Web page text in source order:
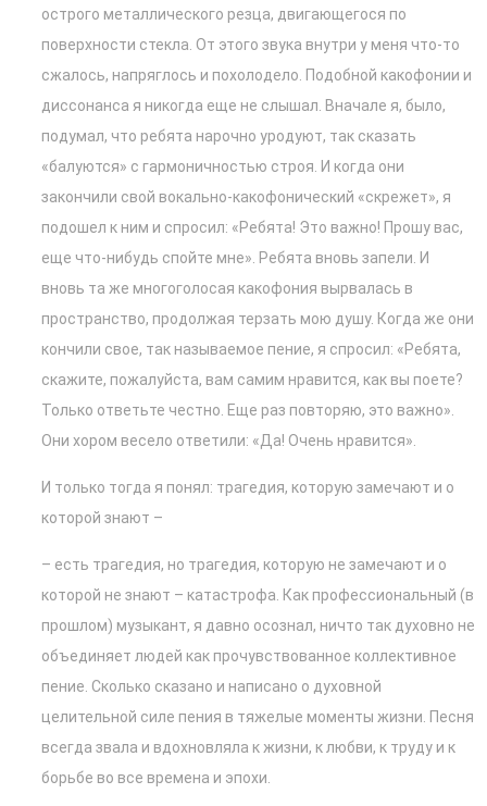
острого металлического резца, двигающегося по
поверхности стекла. От этого звука внутри у меня что-то
сжалось, напряглось и похолодело. Подобной какофонии и
диссонанса я никогда еще не слышал. Вначале я, было,
подумал, что ребята нарочно уродуют, так сказать
«балуются» с гармоничностью строя. И когда они
закончили свой вокально-какофонический «скрежет», я
подошел к ним и спросил: «Ребята! Это важно! Прошу вас,
еще что-нибудь спойте мне». Ребята вновь запели. И
вновь та же многоголосая какофония вырвалась в
пространство, продолжая терзать мою душу. Когда же они
кончили свое, так называемое пение, я спросил: «Ребята,
скажите, пожалуйста, вам самим нравится, как вы поете?
Только ответьте честно. Еще раз повторяю, это важно».
Они хором весело ответили: «Да! Очень нравится».
И только тогда я понял: трагедия, которую замечают и о
которой знают –
– есть трагедия, но трагедия, которую не замечают и о
которой не знают – катастрофа. Как профессиональный (в
прошлом) музыкант, я давно осознал, ничто так духовно не
объединяет людей как прочувствованное коллективное
пение. Сколько сказано и написано о духовной
целительной силе пения в тяжелые моменты жизни. Песня
всегда звала и вдохновляла к жизни, к любви, к труду и к
борьбе во все времена и эпохи.